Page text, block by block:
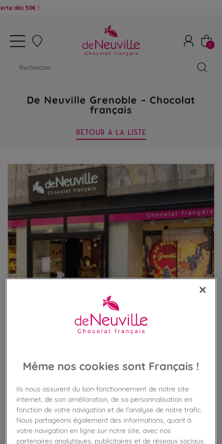
50€ !
0
De Neuville Grenoble – Chocolat
français
RETOUR À LA LISTE
VOIR LES PRODUITS DANS LA BOUTIQUE
VOIR TOUTES LES BOUTIQUES
Même nos cookies sont Français !
Ils nous assurent du bon fonctionnement de notre site
internet, de son amélioration, de sa personnalisation en
fonction de votre navigation et de l'analyse de notre trafic.
Nous partageons également des informations, quant à
votre navigation en ligne sur notre site, avec nos
partenaires analytiques, publicitaires et de réseaux sociaux.